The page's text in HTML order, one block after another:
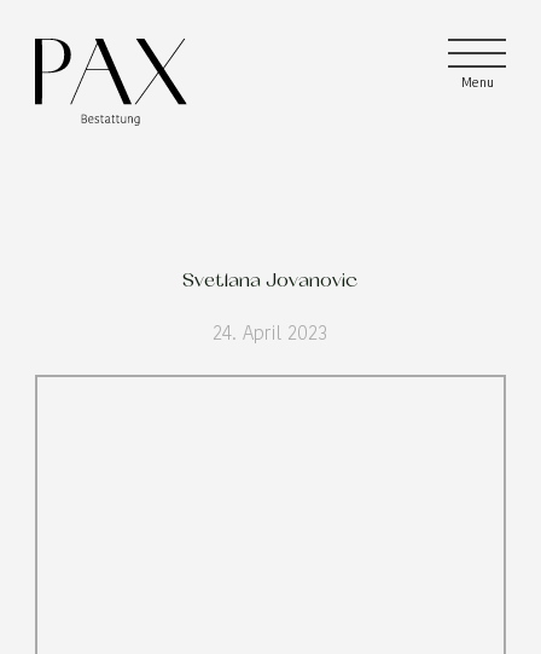
Menu
Menu
Menu
Svetlana Jovanovic
24. April 2023